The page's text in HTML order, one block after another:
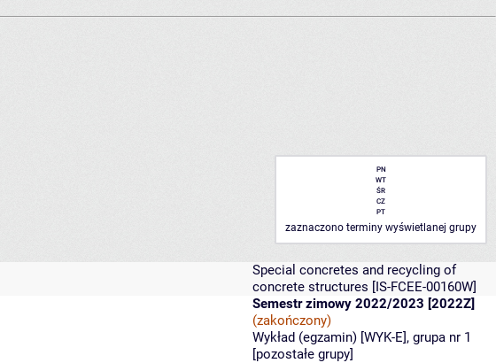
PN
WT
ŚR
CZ
PT
zaznaczono terminy wyświetlanej grupy
Special concretes and recycling of
concrete structures [IS-FCEE-00160W]
Semestr zimowy 2022/2023 [2022Z]
(zakończony)
Wykład (egzamin) [WYK-E], grupa nr 1
[pozostałe grupy]